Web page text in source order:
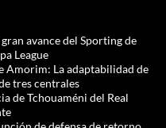
avance del Sporting de
League
Amorim: La adaptabilidad de
tres centrales
de Tchouaméni del Real